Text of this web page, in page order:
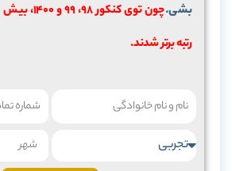
بشی.
رتبه برتر شدند.